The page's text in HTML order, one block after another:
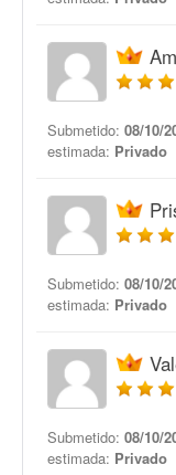
Submetido: 08/10/
estimada: Privado
Submetido: 08/10/
estimada: Privado
Submetido: 08/10/
estimada: Privado